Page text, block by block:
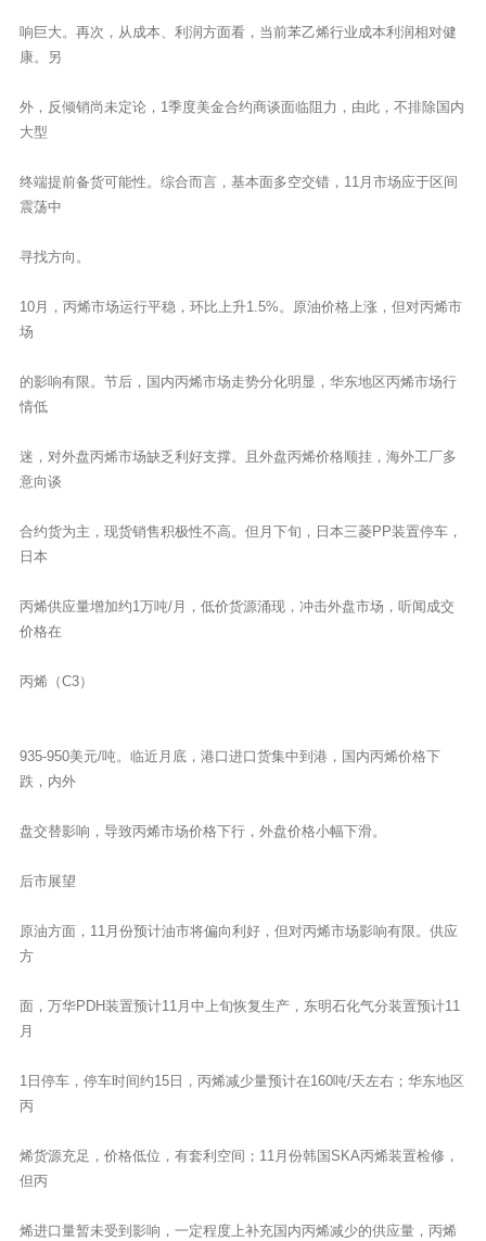
响巨大。再次，从成本、利润方面看，当前苯乙烯行业成本利润相对健
康。另
外，反倾销尚未定论，1季度美金合约商谈面临阻力，由此，不排除国内
大型
终端提前备货可能性。综合而言，基本面多空交错，11月市场应于区间
震荡中
寻找方向。
10月，丙烯市场运行平稳，环比上升1.5%。原油价格上涨，但对丙烯市
场
的影响有限。节后，国内丙烯市场走势分化明显，华东地区丙烯市场行
情低
迷，对外盘丙烯市场缺乏利好支撑。且外盘丙烯价格顺挂，海外工厂多
意向谈
合约货为主，现货销售积极性不高。但月下旬，日本三菱PP装置停车，
日本
丙烯供应量增加约1万吨/月，低价货源涌现，冲击外盘市场，听闻成交
价格在
丙烯（C3）
935-950美元/吨。临近月底，港口进口货集中到港，国内丙烯价格下
跌，内外
盘交替影响，导致丙烯市场价格下行，外盘价格小幅下滑。
后市展望
原油方面，11月份预计油市将偏向利好，但对丙烯市场影响有限。供应
方
面，万华PDH装置预计11月中上旬恢复生产，东明石化气分装置预计11
月
1日停车，停车时间约15日，丙烯减少量预计在160吨/天左右；华东地区
丙
烯货源充足，价格低位，有套利空间；11月份韩国SKA丙烯装置检修，
但丙
烯进口量暂未受到影响，一定程度上补充国内丙烯减少的供应量，丙烯